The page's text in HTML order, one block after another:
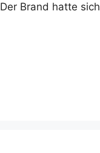
Brand hatte sich